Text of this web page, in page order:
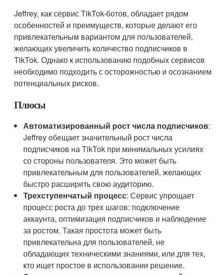
Jeffrey, как сервис TikTok-ботов, обладает рядом
особенностей и преимуществ, которые делают его
привлекательным вариантом для пользователей,
желающих увеличить количество подписчиков в
TikTok. Однако к использованию подобных сервисов
необходимо подходить с осторожностью и осознанием
потенциальных рисков.
Плюсы
Автоматизированный рост числа подписчиков:
Jeffrey обещает значительный рост числа
подписчиков на TikTok при минимальных усилиях
со стороны пользователя. Это может быть
привлекательным для пользователей, желающих
быстро расширить свою аудиторию.
Трехступенчатый процесс: Сервис упрощает
процесс роста до трех шагов: подключение
аккаунта, оптимизация подписчиков и наблюдение
за ростом. Такая простота может быть
привлекательна для пользователей, не
обладающих техническими знаниями, или для тех,
кто ищет простое в использовании решение.